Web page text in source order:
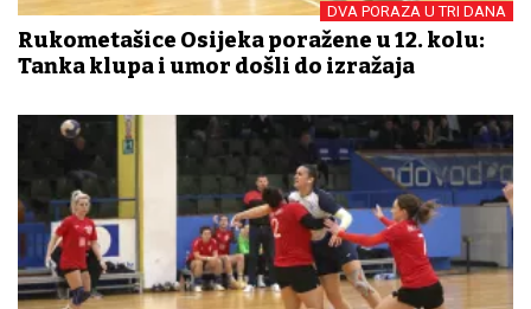
DVA PORAZA U TRI DANA
Rukometašice Osijeka poražene u 12. kolu:
Tanka klupa i umor došli do izražaja